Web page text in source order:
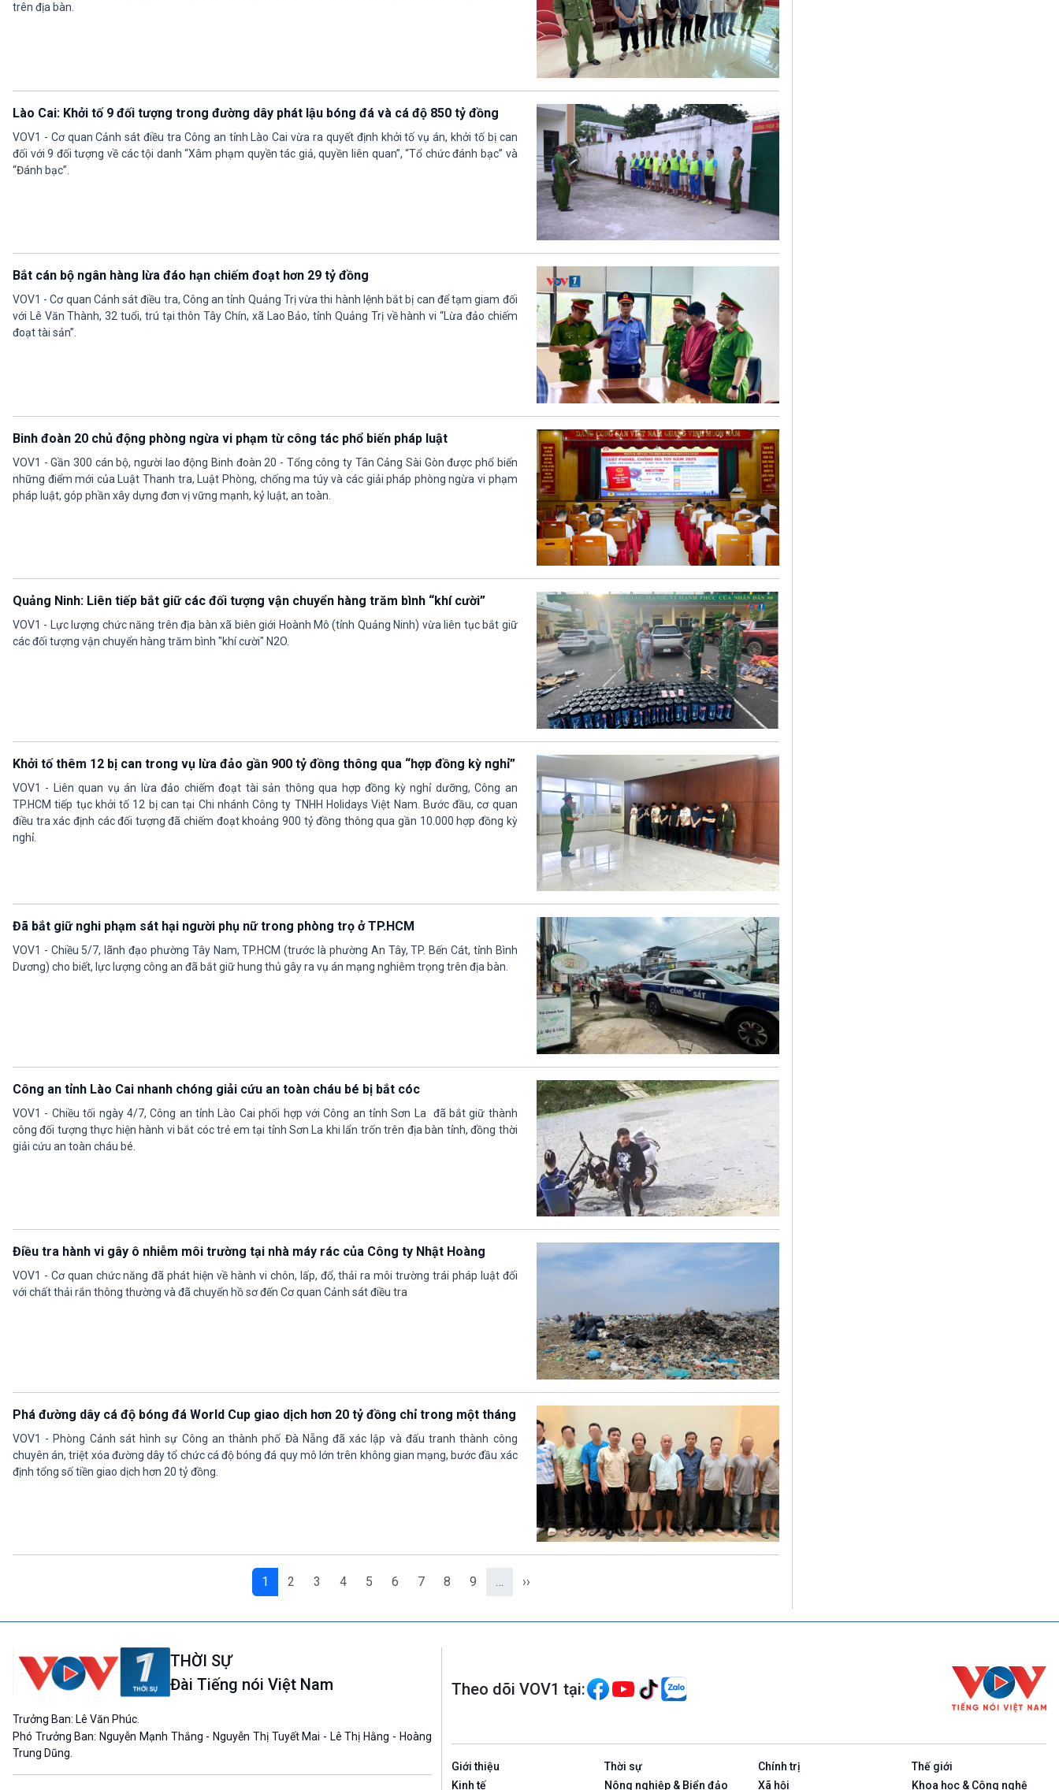
trên địa bàn.
Lào Cai: Khởi tố 9 đối tượng trong đường dây phát lậu bóng đá và cá độ 850 tỷ đồng
VOV1 - Cơ quan Cảnh sát điều tra Công an tỉnh Lào Cai vừa ra quyết định khởi tố vụ án, khởi tố bị can
đối với 9 đối tượng về các tội danh “Xâm phạm quyền tác giả, quyền liên quan”, “Tổ chức đánh bạc” và
“Đánh bạc”.
Bắt cán bộ ngân hàng lừa đáo hạn chiếm đoạt hơn 29 tỷ đồng
VOV1 - Cơ quan Cảnh sát điều tra, Công an tỉnh Quảng Trị vừa thi hành lệnh bắt bị can để tạm giam đối
với Lê Văn Thành, 32 tuổi, trú tại thôn Tây Chín, xã Lao Bảo, tỉnh Quảng Trị về hành vi “Lừa đảo chiếm
đoạt tài sản”.
Binh đoàn 20 chủ động phòng ngừa vi phạm từ công tác phổ biến pháp luật
VOV1 - Gần 300 cán bộ, người lao động Binh đoàn 20 - Tổng công ty Tân Cảng Sài Gòn được phổ biến
những điểm mới của Luật Thanh tra, Luật Phòng, chống ma túy và các giải pháp phòng ngừa vi phạm
pháp luật, góp phần xây dựng đơn vị vững mạnh, kỷ luật, an toàn.
Quảng Ninh: Liên tiếp bắt giữ các đối tượng vận chuyển hàng trăm bình “khí cười”
VOV1 - Lực lượng chức năng trên địa bàn xã biên giới Hoành Mô (tỉnh Quảng Ninh) vừa liên tục bắt giữ
các đối tượng vận chuyển hàng trăm bình "khí cười" N2O.
Khởi tố thêm 12 bị can trong vụ lừa đảo gần 900 tỷ đồng thông qua “hợp đồng kỳ nghỉ”
VOV1 - Liên quan vụ án lừa đảo chiếm đoạt tài sản thông qua hợp đồng kỳ nghỉ dưỡng, Công an
TP.HCM tiếp tục khởi tố 12 bị can tại Chi nhánh Công ty TNHH Holidays Việt Nam. Bước đầu, cơ quan
điều tra xác định các đối tượng đã chiếm đoạt khoảng 900 tỷ đồng thông qua gần 10.000 hợp đồng kỳ
nghỉ.
Đã bắt giữ nghi phạm sát hại người phụ nữ trong phòng trọ ở TP.HCM
VOV1 - Chiều 5/7, lãnh đạo phường Tây Nam, TP.HCM (trước là phường An Tây, TP. Bến Cát, tỉnh Bình
Dương) cho biết, lực lượng công an đã bắt giữ hung thủ gây ra vụ án mạng nghiêm trọng trên địa bàn.
Công an tỉnh Lào Cai nhanh chóng giải cứu an toàn cháu bé bị bắt cóc
VOV1 - Chiều tối ngày 4/7, Công an tỉnh Lào Cai phối hợp với Công an tỉnh Sơn La đã bắt giữ thành
công đối tượng thực hiện hành vi bắt cóc trẻ em tại tỉnh Sơn La khi lẩn trốn trên địa bàn tỉnh, đồng thời
giải cứu an toàn cháu bé.
Điều tra hành vi gây ô nhiễm môi trường tại nhà máy rác của Công ty Nhật Hoàng
VOV1 - Cơ quan chức năng đã phát hiện về hành vi chôn, lấp, đổ, thải ra môi trường trái pháp luật đối
với chất thải rắn thông thường và đã chuyển hồ sơ đến Cơ quan Cảnh sát điều tra
Phá đường dây cá độ bóng đá World Cup giao dịch hơn 20 tỷ đồng chỉ trong một tháng
VOV1 - Phòng Cảnh sát hình sự Công an thành phố Đà Nẵng đã xác lập và đấu tranh thành công
chuyên án, triệt xóa đường dây tổ chức cá độ bóng đá quy mô lớn trên không gian mạng, bước đầu xác
định tổng số tiền giao dịch hơn 20 tỷ đồng.
1 2 3 4 5 6 7 8 9 … ››
THỜI SỰ
Đài Tiếng nói Việt Nam
Trưởng Ban: Lê Văn Phúc.
Phó Trưởng Ban: Nguyễn Mạnh Thắng - Nguyễn Thị Tuyết Mai - Lê Thị Hằng - Hoàng
Trung Dũng.
Theo dõi VOV1 tại:
Giới thiệu Thời sự Chính trị
Thế giới
Kinh tế
Nông nghiệp & Biển đảo Xã hội Khoa học & Công nghệ